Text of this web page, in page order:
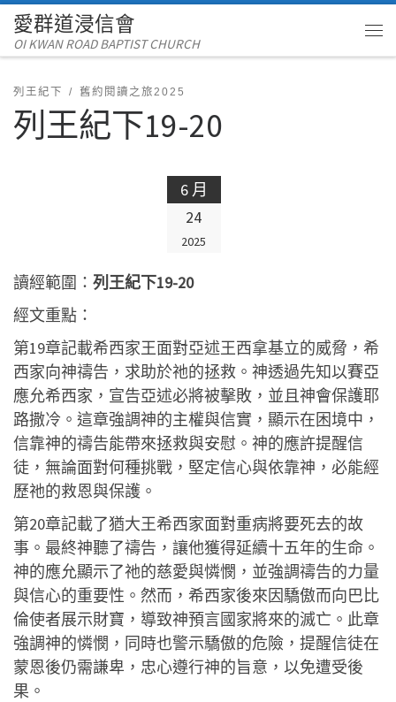
Skip to content
愛群道浸信會
OI KWAN ROAD BAPTIST CHURCH
列王紀下 舊約閱讀之旅2025
列王紀下19-20
6 月
24
2025
讀經範圍： 列王紀下19-20
經文重點：
第19章記載希西家王面對亞述王西拿基立的威脅，希
西家向神禱告，求助於祂的拯救。神透過先知以賽亞
應允希西家，宣告亞述必將被擊敗，並且神會保護耶
路撒冷。這章強調神的主權與信實，顯示在困境中，
信靠神的禱告能帶來拯救與安慰。神的應許提醒信
徒，無論面對何種挑戰，堅定信心與依靠神，必能經
歷祂的救恩與保護。
第20章記載了猶大王希西家面對重病將要死去的故
事。最終神聽了禱告，讓他獲得延續十五年的生命。
神的應允顯示了祂的慈愛與憐憫，並強調禱告的力量
與信心的重要性。然而，希西家後來因驕傲而向巴比
倫使者展示財寶，導致神預言國家將來的滅亡。此章
強調神的憐憫，同時也警示驕傲的危險，提醒信徒在
蒙恩後仍需謙卑，忠心遵行神的旨意，以免遭受後
果。